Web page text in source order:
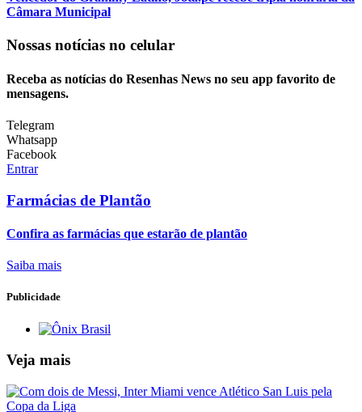
Câmara Municipal
Nossas notícias no celular
Receba as notícias do Resenhas News no seu app favorito de
mensagens.
Telegram
Whatsapp
Facebook
Entrar
Farmácias de Plantão
Confira as farmácias que estarão de plantão
Saiba mais
Publicidade
Veja mais